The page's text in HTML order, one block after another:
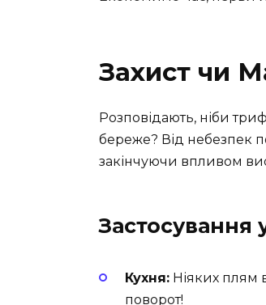
Захист чи
Розповідають, ніби
береже? Від небезпек
закінчуючи впливом
Застосування
Кухня: Ніяких плям
поворот!